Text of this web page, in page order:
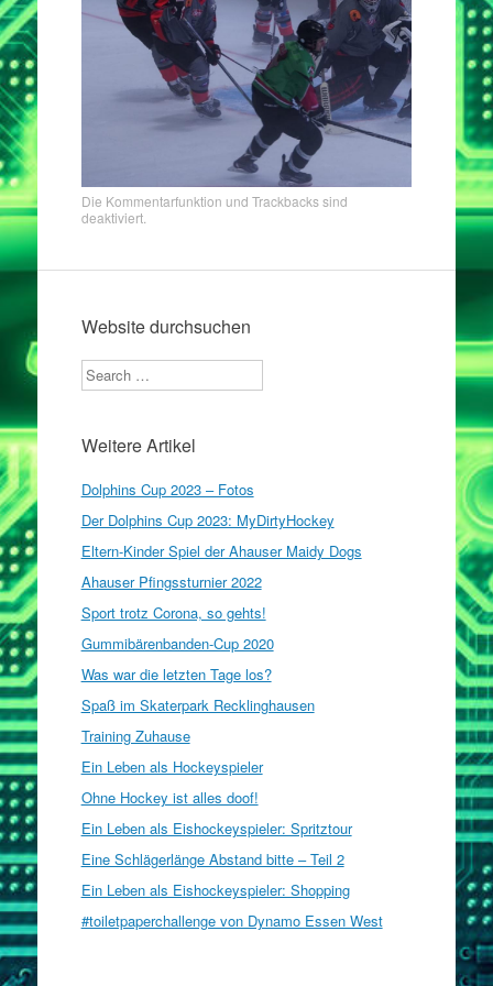
Die Kommentarfunktion und Trackbacks sind
deaktiviert.
Website durchsuchen
Search
Weitere Artikel
Dolphins Cup 2023 – Fotos
Der Dolphins Cup 2023: MyDirtyHockey
Eltern-Kinder Spiel der Ahauser Maidy Dogs
Ahauser Pfingssturnier 2022
Sport trotz Corona, so gehts!
Gummibärenbanden-Cup 2020
Was war die letzten Tage los?
Spaß im Skaterpark Recklinghausen
Training Zuhause
Ein Leben als Hockeyspieler
Ohne Hockey ist alles doof!
Ein Leben als Eishockeyspieler: Spritztour
Eine Schlägerlänge Abstand bitte – Teil 2
Ein Leben als Eishockeyspieler: Shopping
#toiletpaperchallenge von Dynamo Essen West